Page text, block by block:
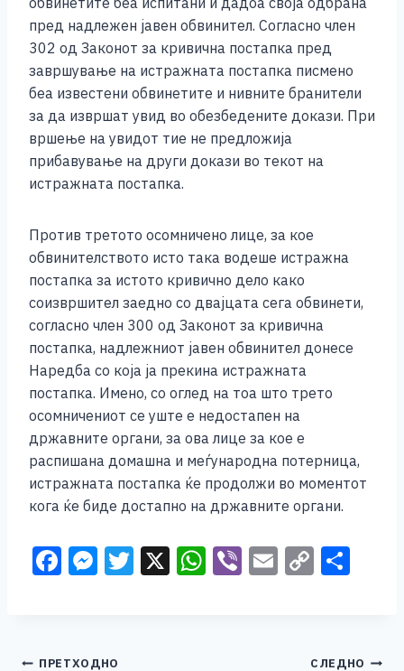
пред надлежен јавен обвинител. Согласно член
302 од Законот за кривична постапка пред
завршување на истражната постапка писмено
беа известени обвинетите и нивните бранители
за да извршат увид во обезбедените докази. При
вршење на увидот тие не предложија
прибавување на други докази во текот на
истражната постапка.
Против третото осомничено лице, за кое
обвинителството исто така водеше истражна
постапка за истото кривично дело како
соизвршител заедно со двајцата сега обвинети,
согласно член 300 од Законот за кривична
постапка, надлежниот јавен обвинител донесе
Наредба со која ја прекина истражната
постапка. Имено, со оглед на тоа што трето
осомничениот се уште е недостапен на
државните органи, за ова лице за кое е
распишана домашна и меѓународна потерница,
истражната постапка ќе продолжи во моментот
кога ќе биде достапно на државните органи.​
F M T X W Vi E C
ПРЕТХОДНО СЛЕДНО